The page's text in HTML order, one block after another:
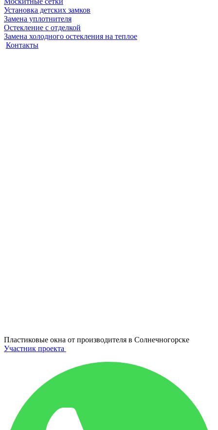
Установка детских замков
Замена уплотнителя
Остекление с отделкой
Замена холодного остекления на теплое
Контакты
Пластиковые окна от производителя в Солнечногорске
Участник проекта